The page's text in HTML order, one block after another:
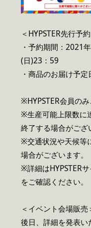
＜HYPSTER先行予約
・予約期間：2021
(日)23：59
・商品のお届け予
※HYPSTER会員のみ
※生産可能上限数に
終了する場合がござ
※交通状況や天候等
場合がございます。
※詳細はHYPSTER
をご確認ください。
＜イベント会場販売
後日、詳細を発表い